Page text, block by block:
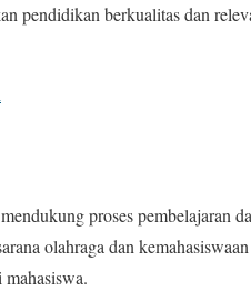
berkualitas dan
proses pembelajaran
olahraga dan